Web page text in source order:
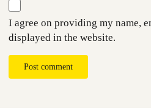
I agree on providing my name,
displayed in the website.
Post comment